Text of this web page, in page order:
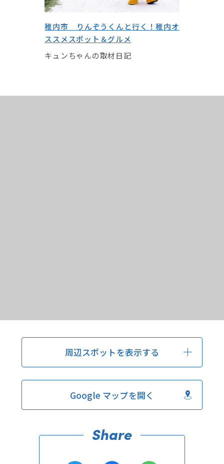
稚内市 りんぞうくんと行く！稚内オ
ススメスポット＆グルメ
キュンちゃんの取材日記
周辺スポットを表示する
Google マップを開く